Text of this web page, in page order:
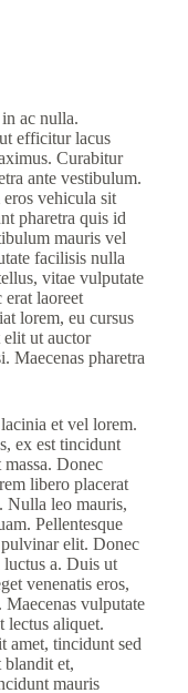
ac nulla.
efficitur lacus
Curabitur
ante vestibulum.
vehicula sit
pharetra quis id
mauris vel
facilisis nulla
vitae vulputate
laoreet
lorem, eu cursus
elit ut auctor
Maecenas pharetra
et vel lorem.
ex est tincidunt
Donec
libero placerat
Nulla leo mauris,
Pellentesque
elit. Donec
a. Duis ut
venenatis eros,
vulputate
lectus aliquet.
amet, tincidunt sed
blandit et,
mauris